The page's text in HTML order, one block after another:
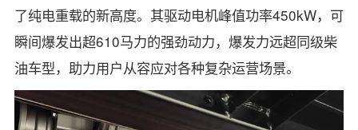
了纯电重载的新高度。其驱动电机峰值功率450kW，可
瞬间爆发出超610马力的强劲动力，爆发力远超同级柴
油车型，助力用户从容应对各种复杂运营场景。